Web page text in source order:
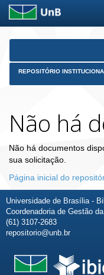
Skip
REPOSITÓRIO
Não há
Não há documentos
sua solicitação.
Página inicial do
Universidade de Brasília -
Coordenadoria de Gestão
(61) 3107-2683
repositorio@unb.br